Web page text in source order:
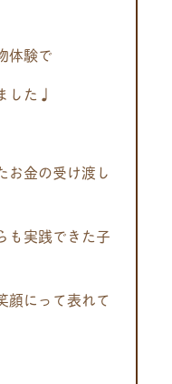
体験で
した♩
お金の受け渡し
も実践できた子
顔にって表れて